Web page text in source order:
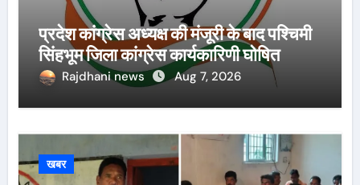
प्रदेश कांग्रेस अध्यक्ष की मंजूरी के बाद पश्चिमी
सिंहभूम जिला कांग्रेस कार्यकारिणी घोषित
Rajdhani news Aug 7, 2026
खबर